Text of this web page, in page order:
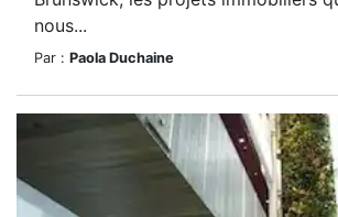
nous...
Par : Paola Duchaine